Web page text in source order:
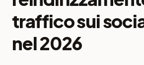
traffico sui
nel 2026